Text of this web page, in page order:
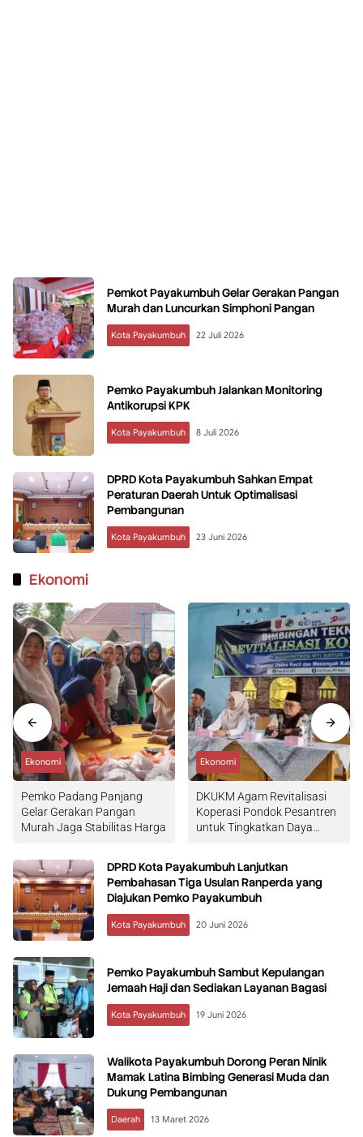
Pemkot Payakumbuh Gelar Gerakan Pangan
Murah dan Luncurkan Simphoni Pangan
Kota Payakumbuh 22 Juli 2026
Pemko Payakumbuh Jalankan Monitoring
Antikorupsi KPK
Kota Payakumbuh 8 Juli 2026
DPRD Kota Payakumbuh Sahkan Empat
Peraturan Daerah Untuk Optimalisasi
Pembangunan
Kota Payakumbuh 23 Juni 2026
Ekonomi
Ekonomi
Pemko Padang Panjang
Gelar Gerakan Pangan
Murah Jaga Stabilitas Harga
Ekonomi
DKUKM Agam Revitalisasi
Koperasi Pondok Pesantren
untuk Tingkatkan Daya
DPRD Kota Payakumbuh Lanjutkan
Pembahasan Tiga Usulan Ranperda yang
Diajukan Pemko Payakumbuh
Kota Payakumbuh 20 Juni 2026
Pemko Payakumbuh Sambut Kepulangan
Jemaah Haji dan Sediakan Layanan Bagasi
Kota Payakumbuh 19 Juni 2026
Walikota Payakumbuh Dorong Peran Ninik
Mamak Latina Bimbing Generasi Muda dan
Dukung Pembangunan
Daerah 13 Maret 2026